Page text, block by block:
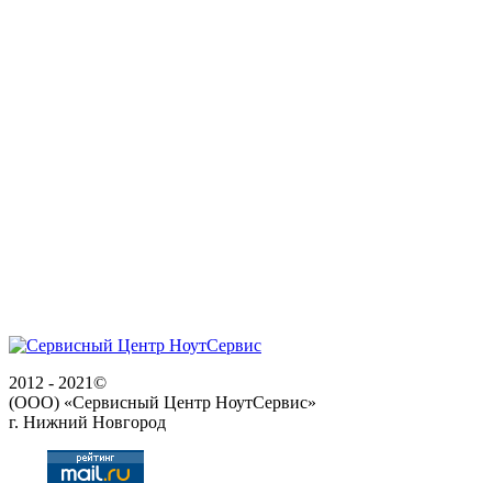
2012 - 2021©
(ООО) «Сервисный Центр НоутСервис»
г. Нижний Новгород